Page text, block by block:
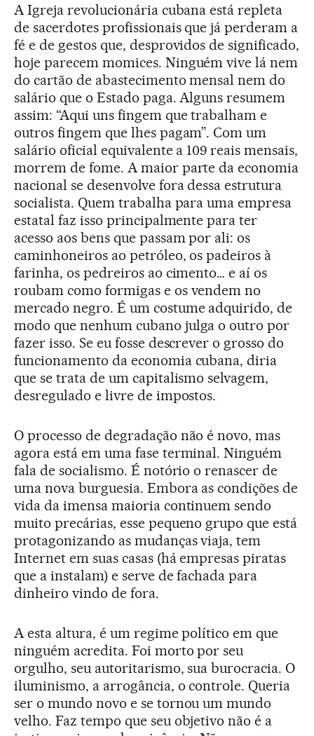
A Igreja revolucionária cubana está repleta
de sacerdotes profissionais que já perderam a
fé e de gestos que, desprovidos de significado,
hoje parecem momices. Ninguém vive lá nem
do cartão de abastecimento mensal nem do
salário que o Estado paga. Alguns resumem
assim: “Aqui uns fingem que trabalham e
outros fingem que lhes pagam”. Com um
salário oficial equivalente a 109 reais mensais,
morrem de fome. A maior parte da economia
nacional se desenvolve fora dessa estrutura
socialista. Quem trabalha para uma empresa
estatal faz isso principalmente para ter
acesso aos bens que passam por ali: os
caminhoneiros ao petróleo, os padeiros à
farinha, os pedreiros ao cimento… e aí os
roubam como formigas e os vendem no
mercado negro. É um costume adquirido, de
modo que nenhum cubano julga o outro por
fazer isso. Se eu fosse descrever o grosso do
funcionamento da economia cubana, diria
que se trata de um capitalismo selvagem,
desregulado e livre de impostos.
O processo de degradação não é novo, mas
agora está em uma fase terminal. Ninguém
fala de socialismo. É notório o renascer de
uma nova burguesia. Embora as condições de
vida da imensa maioria continuem sendo
muito precárias, esse pequeno grupo que está
protagonizando as mudanças viaja, tem
Internet em suas casas (há empresas piratas
que a instalam) e serve de fachada para
dinheiro vindo de fora.
A esta altura, é um regime político em que
ninguém acredita. Foi morto por seu
orgulho, seu autoritarismo, sua burocracia. O
iluminismo, a arrogância, o controle. Queria
ser o mundo novo e se tornou um mundo
velho. Faz tempo que seu objetivo não é a